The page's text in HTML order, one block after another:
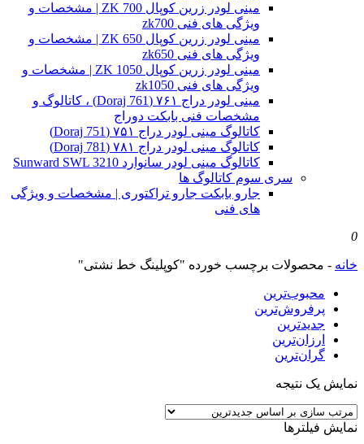
مینی لودر زرین کوپال ZK 700 | مشخصات و
ویژگی های فنی zk700
مینی لودر زرین کوپال ZK 650 | مشخصات و
ویژگی های فنی zk650
مینی لودر زرین کوپال ZK 1050 | مشخصات و
ویژگی های فنی zk1050
مینی لودر دراج ۷۶۱ (Doraj 761) ، کاتالوگ و
مشخصات فنی بابکت دوراج
کاتالوگ مینی لودر دراج ۷۵۱ (Doraj 751)
کاتالوگ مینی لودر دراج ۷۸۱ (Doraj 781)
کاتالوگ مینی لودر سانوارد Sunward SWL 3210
سری سوم کاتالوگ ها
جارو بابکت جارو تراکتوری | مشخصات و ویژگی
های فنی
0
خانه - محصولات برچسب خورده "کوپلینگ خط نشتی"
محبوب‌ترین
پرفروش‌ترین
جدیدترین
ارزان‌ترین
گران‌ترین
نمایش یک نتیجه
نمایش فیلترها